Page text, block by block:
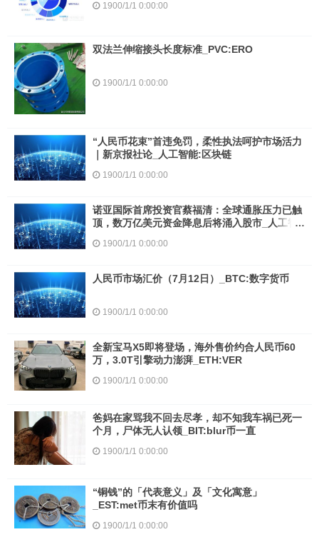
1900/1/1 0:00:00
双法兰伸缩接头长度标准_PVC:ERO
1900/1/1 0:00:00
“人民币花束”首违免罚，柔性执法呵护市场活力
｜新京报社论_人工智能:区块链
1900/1/1 0:00:00
诺亚国际首席投资官蔡福清：全球通胀压力已触
顶，数万亿美元资金降息后将涌入股市_人工智
1900/1/1 0:00:00
人民币市场汇价（7月12日）_BTC:数字货币
1900/1/1 0:00:00
全新宝马X5即将登场，海外售价约合人民币60
万，3.0T引擎动力澎湃_ETH:VER
1900/1/1 0:00:00
爸妈在家骂我不回去尽孝，却不知我车祸已死一
个月，尸体无人认领_BIT:blur币一直
1900/1/1 0:00:00
“铜钱”的「代表意义」及「文化寓意」
_EST:met币末有价值吗
1900/1/1 0:00:00